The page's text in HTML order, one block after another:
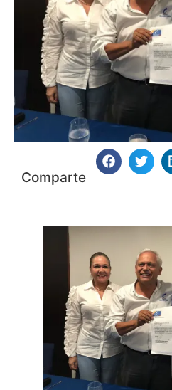
Comparte